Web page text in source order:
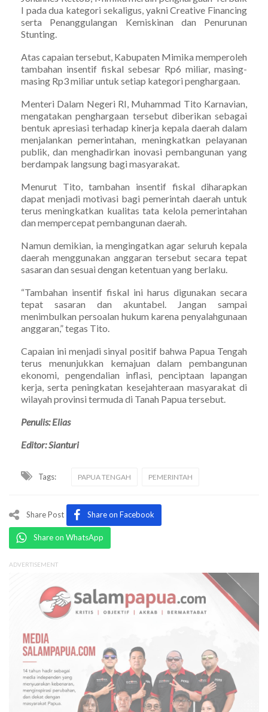
I pada dua kategori sekaligus, yakni Creative Financing
serta Penanggulangan Kemiskinan dan Penurunan
Stunting.
Atas capaian tersebut, Kabupaten Mimika memperoleh
tambahan insentif fiskal sebesar Rp6 miliar, masing-
masing Rp3 miliar untuk setiap kategori penghargaan.
Menteri Dalam Negeri RI, Muhammad Tito Karnavian,
mengatakan penghargaan tersebut diberikan sebagai
bentuk apresiasi terhadap kinerja kepala daerah dalam
menjalankan pemerintahan, meningkatkan pelayanan
publik, dan menghadirkan inovasi pembangunan yang
berdampak langsung bagi masyarakat.
Menurut Tito, tambahan insentif fiskal diharapkan
dapat menjadi motivasi bagi pemerintah daerah untuk
terus meningkatkan kualitas tata kelola pemerintahan
dan mempercepat pembangunan daerah.
Namun demikian, ia mengingatkan agar seluruh kepala
daerah menggunakan anggaran tersebut secara tepat
sasaran dan sesuai dengan ketentuan yang berlaku.
“Tambahan insentif fiskal ini harus digunakan secara
tepat sasaran dan akuntabel. Jangan sampai
menimbulkan persoalan hukum karena penyalahgunaan
anggaran,” tegas Tito.
Capaian ini menjadi sinyal positif bahwa Papua Tengah
terus menunjukkan kemajuan dalam pembangunan
ekonomi, pengendalian inflasi, penciptaan lapangan
kerja, serta peningkatan kesejahteraan masyarakat di
wilayah provinsi termuda di Tanah Papua tersebut.
Penulis: Elias
Editor: Sianturi
Tags: PAPUA TENGAH PEMERINTAH
Share Post Share on Facebook
Share on WhatsApp
ADVERTISEMENT